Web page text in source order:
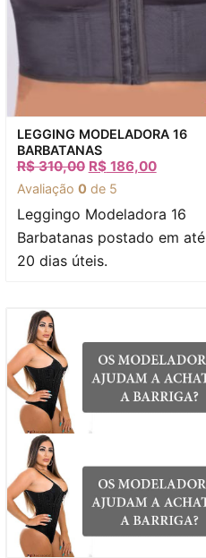
Visualização rápida
LEGGING MODELADORA 16
BARBATANAS
R$310,00 R$186,00
Avaliação 0 de 5
Leggingo Modeladora 16
Barbatanas postado em até
20 dias úteis.